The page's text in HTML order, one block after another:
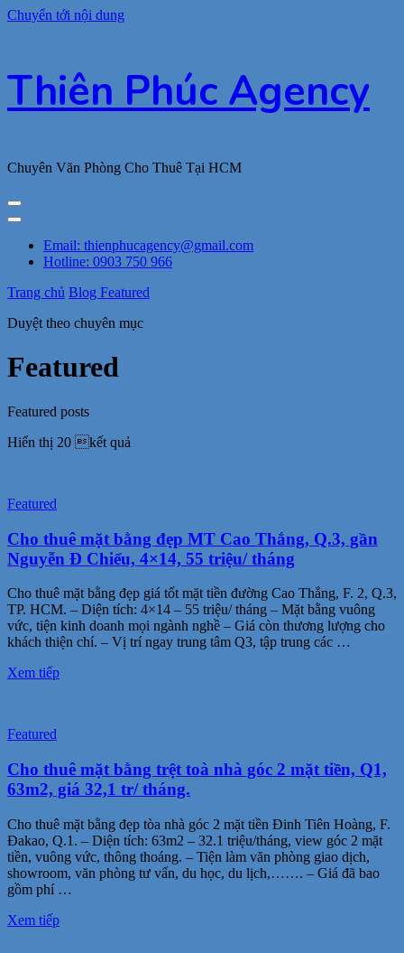
Chuyển tới nội dung
Thiên Phúc Agency
Chuyên Văn Phòng Cho Thuê Tại HCM
Email: thienphucagency@gmail.com
Hotline: 0903 750 966
Trang chủ Blog Featured
Duyệt theo chuyên mục
Featured
Featured posts
Hiển thị 20 kết quả
Featured
Cho thuê mặt bằng đẹp MT Cao Thắng, Q.3, gần
Nguyễn Đ Chiểu, 4×14, 55 triệu/ tháng
Cho thuê mặt bằng đẹp giá tốt mặt tiền đường Cao Thắng, F. 2, Q.3,
TP. HCM. – Diện tích: 4×14 – 55 triệu/ tháng – Mặt bằng vuông
vức, tiện kinh doanh mọi ngành nghề – Giá còn thương lượng cho
khách thiện chí. – Vị trí ngay trung tâm Q3, tập trung các …
Xem tiếp
Featured
Cho thuê mặt bằng trệt toà nhà góc 2 mặt tiền, Q1,
63m2, giá 32,1 tr/ tháng.
Cho thuê mặt bằng đẹp tòa nhà góc 2 mặt tiền Đinh Tiên Hoàng, F.
Đakao, Q.1. – Diện tích: 63m2 – 32.1 triệu/tháng, view góc 2 mặt
tiền, vuông vức, thông thoáng. – Tiện làm văn phòng giao dịch,
showroom, văn phòng tư vấn, du học, du lịch,……. – Giá đã bao
gồm phí …
Xem tiếp